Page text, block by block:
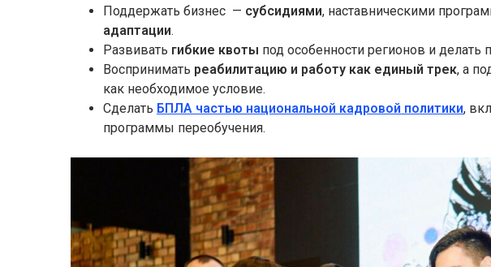
Поддержать бизнес — субсидиями, наставническими
адаптации.
Развивать гибкие квоты под особенности регионов и делать
Воспринимать реабилитацию и работу как единый трек, а
как необходимое условие.
Сделать БПЛА частью национальной кадровой политики,
программы переобучения.